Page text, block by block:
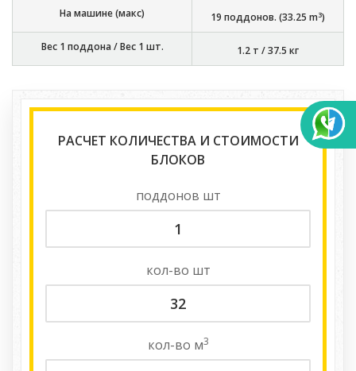
На машине (макс) 19 поддонов. (33.25 m3)
Вес 1 поддона / Вес 1 шт. 1.2 т /37.5 кг
РАСЧЕТ КОЛИЧЕСТВА И СТОИМОСТИ
БЛОКОВ
поддонов шт
кол-во шт
кол-во м3